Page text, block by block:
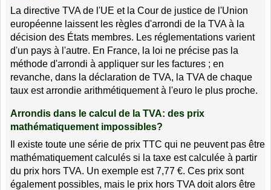
La directive TVA de l'UE et la Cour de justice de l'Union
européenne laissent les règles d'arrondi de la TVA à la
décision des États membres. Les réglementations varient
d'un pays à l'autre. En France, la loi ne précise pas la
méthode d'arrondi à appliquer sur les factures ; en
revanche, dans la déclaration de TVA, la TVA de chaque
taux est arrondie arithmétiquement à l'euro le plus proche.
Arrondis dans le calcul de la TVA: des prix
mathématiquement impossibles?
Il existe toute une série de prix TTC qui ne peuvent pas être
mathématiquement calculés si la taxe est calculée à partir
du prix hors TVA. Un exemple est 7,77 €. Ces prix sont
également possibles, mais le prix hors TVA doit alors être